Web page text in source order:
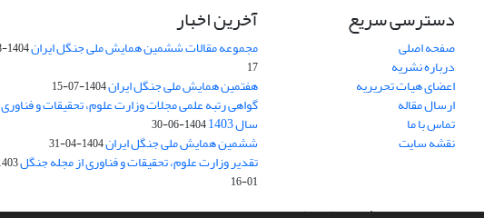
دسترسی سریع
صفحه اصلی
درباره نشریه
اعضای هیات تحریریه
ارسال مقاله
تماس با ما
نقشه سایت
آخرین اخبار
مجموعه مقالات ششمین همایش ملی جنگل ایران
17
هفتمین همایش ملی جنگل ایران1404-07-15
گواهی رتبه علمی مجلات وزارت علوم، تحقیقات و فناوری
سال 1403 1404-06-30
ششمین همایش ملی جنگل ایران1404-04-31
تقدیر وزارت علوم، تحقیقات و فناوری از مجله جنگل
01-16